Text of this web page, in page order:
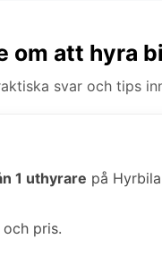
om att hyra
svar och tips
1 uthyrare på
pris.